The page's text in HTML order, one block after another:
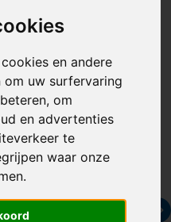
en andere
uw surfervaring
om
en advertenties
te
waar onze